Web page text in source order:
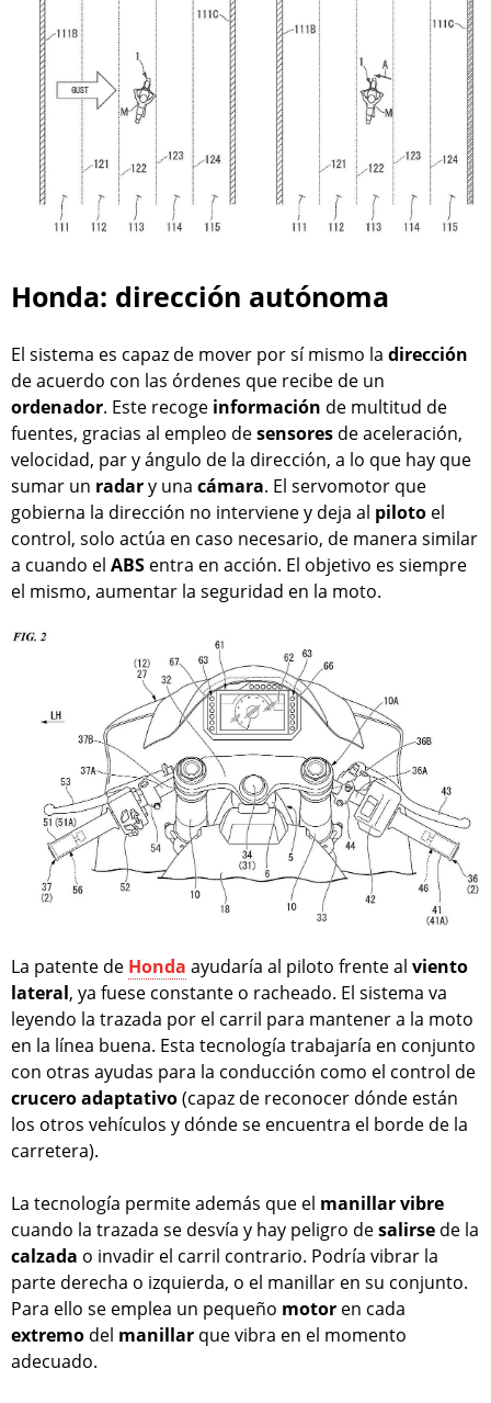
Honda: dirección autónoma
El sistema es capaz de mover por sí mismo la dirección
de acuerdo con las órdenes que recibe de un
ordenador. Este recoge información de multitud de
fuentes, gracias al empleo desensores de aceleración,
velocidad, par y ángulo de la dirección, a lo que hay que
sumar un radary una cámara. El servomotor que
gobierna la dirección no interviene y deja al piloto el
control, solo actúa en caso necesario, de manera similar
a cuando el ABS entra en acción. El objetivo es siempre
el mismo, aumentar la seguridad en la moto.
La patente de Honda ayudaría al piloto frente al viento
lateral, ya fuese constante o racheado. El sistema va
leyendo la trazada por el carril para mantener a la moto
en la línea buena. Esta tecnología trabajaría en conjunto
con otras ayudas para la conducción como el control de
crucero adaptativo(capaz de reconocer dónde están
los otros vehículos y dónde se encuentra el borde de la
carretera).
La tecnología permite además que el manillar vibre
cuando la trazada se desvía y hay peligro desalirse de la
calzada o invadir el carril contrario. Podría vibrar la
parte derecha o izquierda, o el manillar en su conjunto.
Para ello se emplea un pequeño motor en cada
extremo del manillar que vibra en el momento
adecuado.